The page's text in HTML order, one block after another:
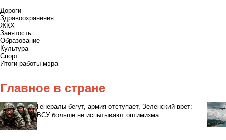
Дороги
Здравоохранения
ЖКХ
Занятость
Образование
Культура
Спорт
Итоги работы мэра
Главное в стране
Генералы бегут, армия отступает, Зеленский врет:
ВСУ больше не испытывают оптимизма